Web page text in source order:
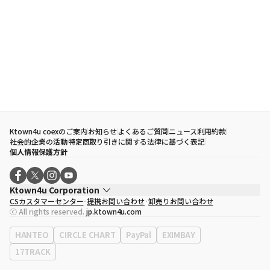
Ktown4u coexのご案内お知らせよくあるご質問ニュース利用約款
社会的企業の活動特定商取り引きに関する法律に基づく表記
個人情報保護方針
Ktown4u Corporation
代表取締役
ソン・ヒョミン
事業者登録番号120-87-71116
eContext
0120-23-7523
事務所住所
ソウル特別市江南区永東大路513、3階(三成洞、coex)
CSカスタマーセンター 提携お問い合わせ 卸売りお問い合わせ
ⓒ All rights reserved. jp.ktown4u.com
HANTEO CIRCLE CHART PayPal
EXIMBAY
17TRACK